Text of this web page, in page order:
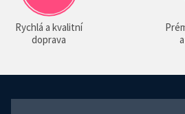
Rychlá a kvalitní
doprava